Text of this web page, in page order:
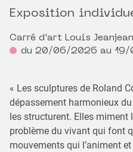
Exposition
Carré d'art Louis
du 20/06/2026 au 19/
« Les sculptures de Roland
dépassement harmonieux
les structurent. Elles
problème du vivant qui font
mouvements qui l’animent